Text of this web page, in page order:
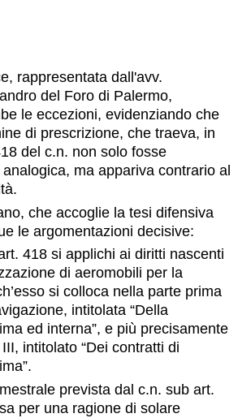
rappresentata dall'avv.
del Foro di Palermo,
le eccezioni, evidenziando che
di prescrizione, che traeva, in
del c.n. non solo fosse
ma appariva contrario al
che accoglie la tesi difensiva
le argomentazioni decisive:
418 si applichi ai diritti nascenti
di aeromobili per la
si colloca nella parte prima
intitolata “Della
ed interna”, e più precisamente
intitolato “Dei contratti di
prevista dal c.n. sub art.
per una ragione di solare